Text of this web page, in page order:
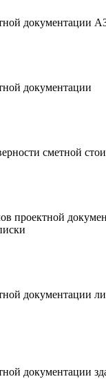
документации
документации
сметной
проектной
документации
документации